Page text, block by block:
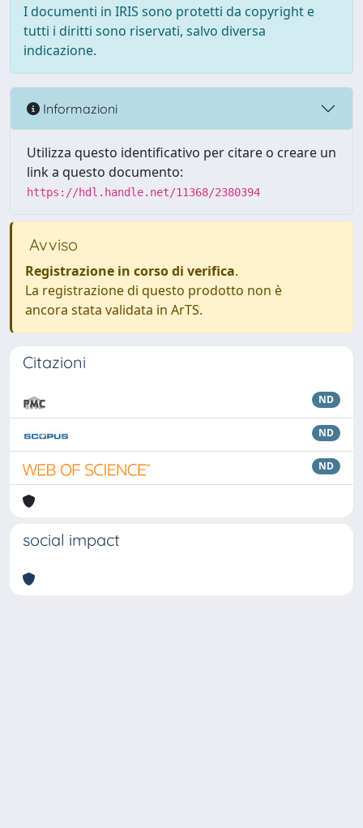
I documenti in IRIS sono protetti da copyright e
tutti i diritti sono riservati, salvo diversa
indicazione.
Informazioni
Utilizza questo identificativo per citare o creare un
link a questo documento:
https://hdl.handle.net/11368/2380394
Avviso
Registrazione in corso di verifica.
La registrazione di questo prodotto non è
ancora stata validata in ArTS.
Citazioni
ND
ND
ND
social impact